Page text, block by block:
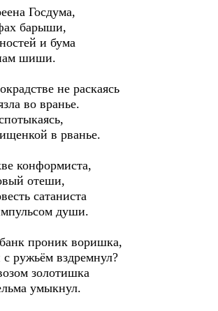
Госдума,
барыши,
и бума
шиши.
не раскаясь
во вранье.
в рванье.
конформиста,
отеши,
сатаниста
души.
проник воришка,
ружьём вздремнул?
золотишка
умыкнул.